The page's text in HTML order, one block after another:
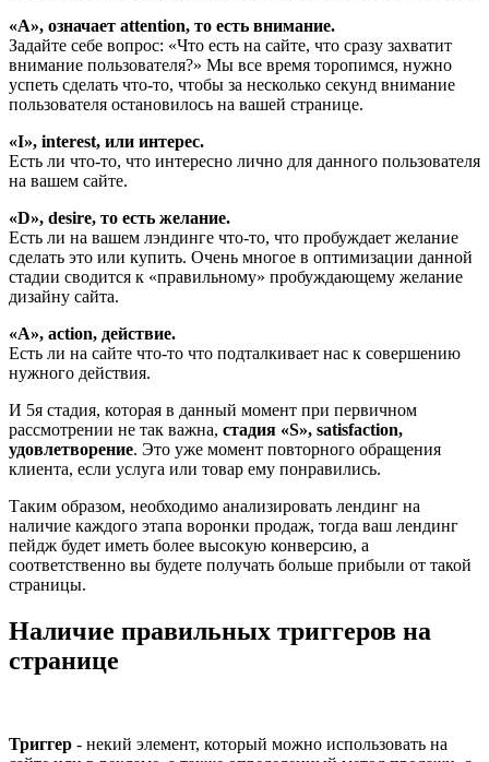
«A», означает attention, то есть внимание.
Задайте себе вопрос: «Что есть на сайте, что сразу захватит
внимание пользователя?» Мы все время торопимся, нужно
успеть сделать что-то, чтобы за несколько секунд внимание
пользователя остановилось на вашей странице.
«I», interest, или интерес.
Есть ли что-то, что интересно лично для данного пользователя
на вашем сайте.
«D», desire, то есть желание.
Есть ли на вашем лэндинге что-то, что пробуждает желание
сделать это или купить. Очень многое в оптимизации данной
стадии сводится к «правильному» пробуждающему желание
дизайну сайта.
«A», action, действие.
Есть ли на сайте что-то что подталкивает нас к совершению
нужного действия.
И 5я стадия, которая в данный момент при первичном
рассмотрении не так важна, стадия «S», satisfaction,
удовлетворение. Это уже момент повторного обращения
клиента, если услуга или товар ему понравились.
Таким образом, необходимо анализировать лендинг на
наличие каждого этапа воронки продаж, тогда ваш лендинг
пейдж будет иметь более высокую конверсию, а
соответственно вы будете получать больше прибыли от такой
страницы.
Наличие правильных триггеров на
странице
Триггер - некий элемент, который можно использовать на